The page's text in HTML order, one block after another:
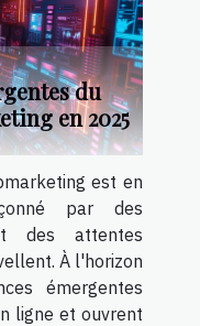
du
en 2025
est en
par des
des attentes
À l'horizon
émergentes
ligne et ouvrent